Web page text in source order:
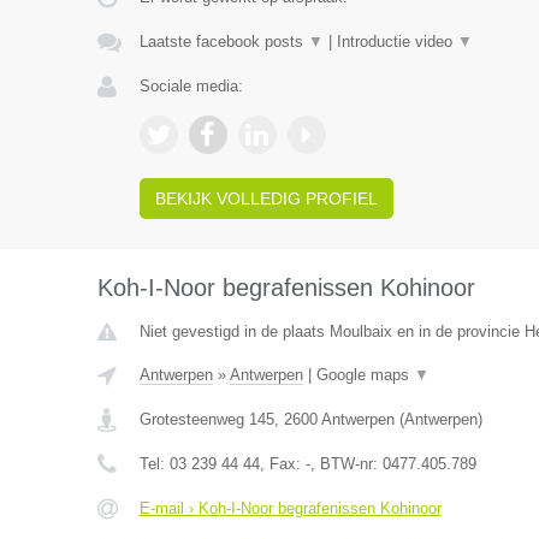
Laatste facebook posts ▼ Introductie video ▼
Sociale media:
BEKIJK VOLLEDIG PROFIEL
Koh-I-Noor begrafenissen Kohinoor
Niet gevestigd in de plaats Moulbaix en in de provincie
Antwerpen» Antwerpen| Google maps ▼
Grotesteenweg 145, 2600 Antwerpen(Antwerpen)
Tel: 03 239 44 44, Fax: -, BTW-nr: 0477.405.789
E-mail › Koh-I-Noor begrafenissen Kohinoor